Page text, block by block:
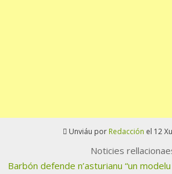
Unviáu por Redacción el 12
Noticies
Barbón defende n’asturianu “un